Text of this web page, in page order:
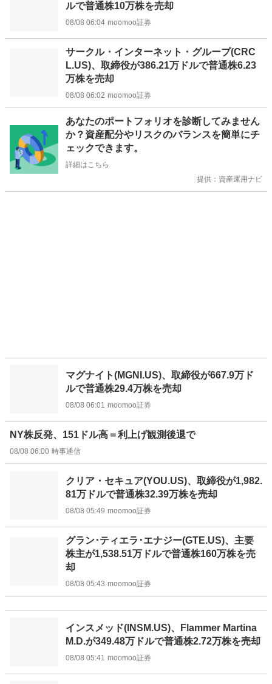
ルで普通株10万株を売却
08/08 06:04 moomoo証券
サークル・インターネット・グループ(CRC
L.US)、取締役が386.21万ドルで普通株6.23
万株を売却
08/08 06:02 moomoo証券
あなたのポートフォリオを診断してみません
か？資産配分やリスクのバランスを簡単にチ
ェックできます。
詳細はこちら
提供：資産運用ナビ
マグナイト(MGNI.US)、取締役が667.9万ド
ルで普通株29.4万株を売却
08/08 06:01 moomoo証券
NY株反発、151ドル高＝利上げ観測後退で
08/08 06:00 時事通信
クリア・セキュア(YOU.US)、取締役が1,982.
81万ドルで普通株32.39万株を売却
08/08 05:49 moomoo証券
グラン･ティエラ･エナジー(GTE.US)、主要
株主が1,538.51万ドルで普通株160万株を売
却
08/08 05:43 moomoo証券
インスメッド(INSM.US)、Flammer Martina
M.D.が349.48万ドルで普通株2.72万株を売却
08/08 05:41 moomoo証券